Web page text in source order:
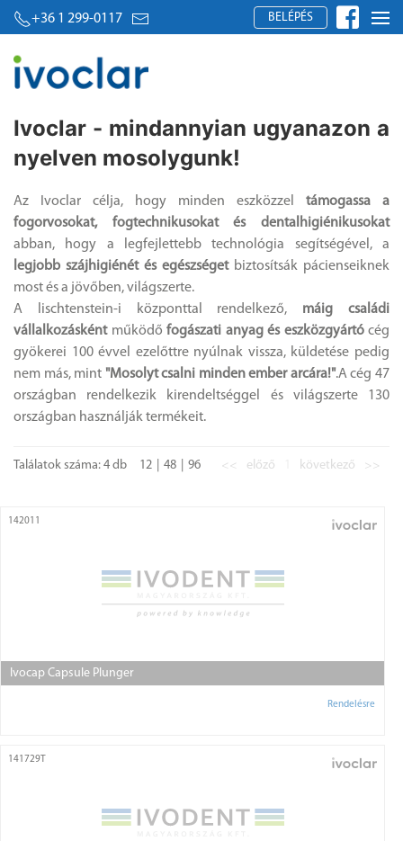
+36 1 299-0117 BELÉPÉS
Ivoclar - mindannyian ugyanazon a
nyelven mosolygunk!
Az Ivoclar célja, hogy minden eszközzel támogassa a
fogorvosokat, fogtechnikusokat és dentalhigiénikusokat
abban, hogy a legfejlettebb technológia segítségével, a
legjobb szájhigiénét és egészségetbiztosítsák pácienseiknek
most és a jövőben, világszerte.
A lischtenstein-i központtal rendelkező, máig családi
vállalkozásként működő fogászati anyag és eszközgyártó cég
gyökerei 100 évvel ezelőttre nyúlnak vissza, küldetése pedig
nem más, mint "Mosolyt csalni minden ember arcára!".A cég 47
országban rendelkezik kirendeltséggel és világszerte 130
országban használják termékeit.
Találatok száma: 4 db 12 48 96 << előző következő >>
142011
Ivocap Capsule Plunger
Rendelésre
141729T